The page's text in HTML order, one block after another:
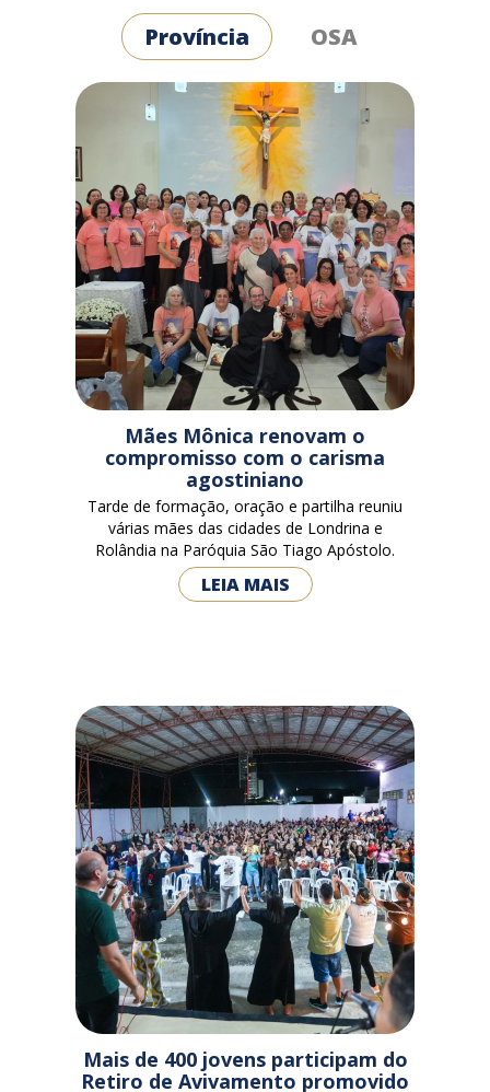
Província
OSA
Mães Mônica renovam o
compromisso com o carisma
agostiniano
Tarde de formação, oração e partilha reuniu
várias mães das cidades de Londrina e
Rolândia na Paróquia São Tiago Apóstolo.
LEIA MAIS
Mais de 400 jovens participam do
Retiro de Avivamento promovido